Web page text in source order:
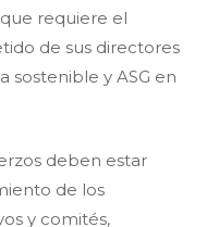
requiere el
de sus directores
sostenible y ASG en
deben estar
de los
y comités,